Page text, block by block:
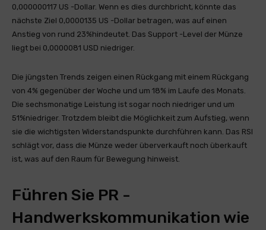
0,000000117 US -Dollar. Wenn es dies durchbricht, könnte das
nächste Ziel 0,0000135 US -Dollar betragen, was auf einen
Anstieg von rund 23%hindeutet. Das Support -Level der Münze
liegt bei 0,0000081 USD niedriger.
Die jüngsten Trends zeigen einen Rückgang mit einem Rückgang
von 4% gegenüber der Woche und um 18% im Laufe des Monats.
Die sechsmonatige Leistung ist sogar noch niedriger und um
51%niedriger. Trotzdem bleibt die Möglichkeit zum Aufstieg, wenn
sie die wichtigsten Widerstandspunkte durchführen kann. Das RSI
schlägt vor, dass die Münze weder überverkauft noch überkauft
ist, was auf den Raum für Bewegung hinweist.
Führen Sie PR -
Handwerkskommunikation wie